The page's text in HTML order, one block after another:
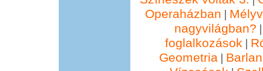
Operaházban |
nagyvilágban?
foglalkozások |
Geometria|